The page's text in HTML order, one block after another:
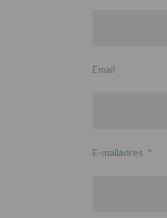
Email
E-mailadres *